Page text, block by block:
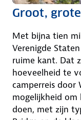
Groot,
Met bijna tien
Verenigde
ruime kant. Dat
hoeveelheid te
camperreis door
mogelijkheid om
doen, met zijn